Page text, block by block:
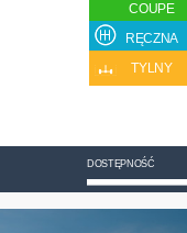
COUPE
RĘCZNA
TYLNY
DOSTĘPNOŚĆ